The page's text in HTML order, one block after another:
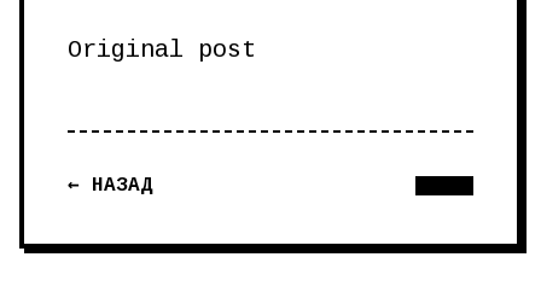
Original post
← НАЗАД